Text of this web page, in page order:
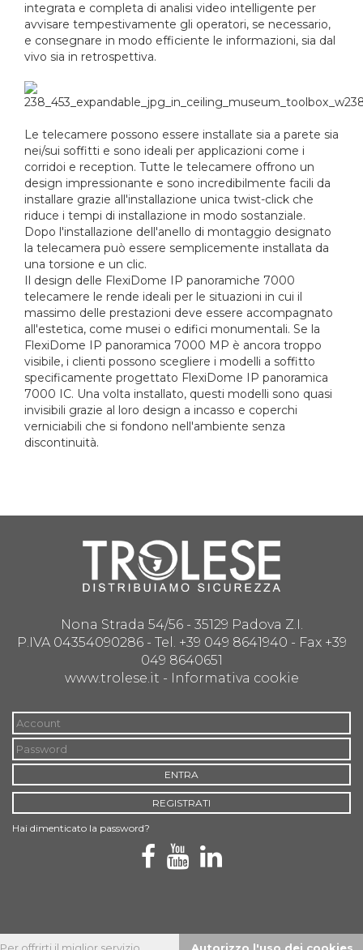
integrata e completa di analisi video intelligente per
avvisare tempestivamente gli operatori, se necessario,
e consegnare in modo efficiente le informazioni, sia dal
vivo sia in retrospettiva.
Le telecamere possono essere installate sia a parete sia
nei/sui soffitti e sono ideali per applicazioni come i
corridoi e reception. Tutte le telecamere offrono un
design impressionante e sono incredibilmente facili da
installare grazie all'installazione unica twist-click che
riduce i tempi di installazione in modo sostanziale.
Dopo l'installazione dell'anello di montaggio designato
la telecamera può essere semplicemente installata da
una torsione e un clic.
Il design delle FlexiDome IP panoramiche 7000
telecamere le rende ideali per le situazioni in cui il
massimo delle prestazioni deve essere accompagnato
all'estetica, come musei o edifici monumentali. Se la
FlexiDome IP panoramica 7000 MP è ancora troppo
visibile, i clienti possono scegliere i modelli a soffitto
specificamente progettato FlexiDome IP panoramica
7000 IC. Una volta installato, questi modelli sono quasi
invisibili grazie al loro design a incasso e coperchi
verniciabili che si fondono nell'ambiente senza
discontinuità.
Nona Strada 54/56 - 35129 Padova Z.I.
P.IVA 04354090286 - Tel. +39 049 8641940 - Fax +39
049 8640651
www.trolese.it - Informativa cookie
Hai dimenticato la password?
ENTRA
REGISTRATI